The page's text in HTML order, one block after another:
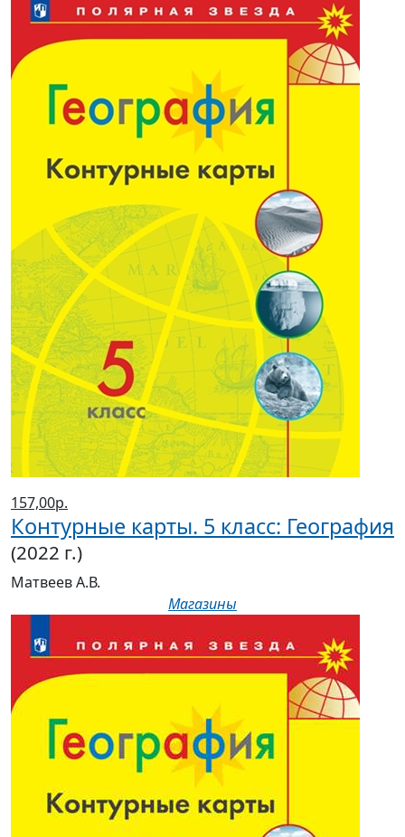
157,00р.
Контурные карты. 5 класс: География
(2022 г.)
Матвеев А.В.